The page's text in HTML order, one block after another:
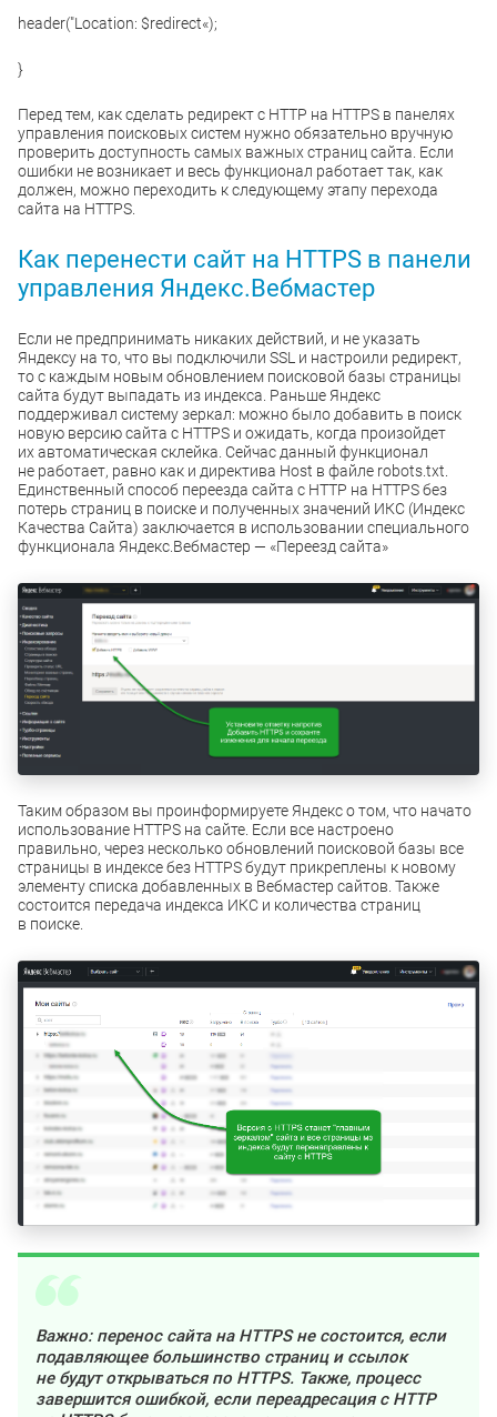
header("Location: $redirect«);
}
Перед тем, как сделать редирект с HTTP на HTTPS в панелях
управления поисковых систем нужно обязательно вручную
проверить доступность самых важных страниц сайта. Если
ошибки не возникает и весь функционал работает так, как
должен, можно переходить к следующему этапу перехода
сайта на HTTPS.
Как перенести сайт на HTTPS в панели
управления Яндекс.Вебмастер
Если не предпринимать никаких действий, и не указать
Яндексу на то, что вы подключили SSL и настроили редирект,
то с каждым новым обновлением поисковой базы страницы
сайта будут выпадать из индекса. Раньше Яндекс
поддерживал систему зеркал: можно было добавить в поиск
новую версию сайта с HTTPS и ожидать, когда произойдет
их автоматическая склейка. Сейчас данный функционал
не работает, равно как и директива Host в файле robots.txt.
Единственный способ переезда сайта с HTTP на HTTPS без
потерь страниц в поиске и полученных значений ИКС (Индекс
Качества Сайта) заключается в использовании специального
функционала Яндекс.Вебмастер — «Переезд сайта»
Таким образом вы проинформируете Яндекс о том, что начато
использование HTTPS на сайте. Если все настроено
правильно, через несколько обновлений поисковой базы все
страницы в индексе без HTTPS будут прикреплены к новому
элементу списка добавленных в Вебмастер сайтов. Также
состоится передача индекса ИКС и количества страниц
в поиске.
Важно: перенос сайта на HTTPS не состоится, если
подавляющее большинство страниц и ссылок
не будут открываться по HTTPS. Также, процесс
завершится ошибкой, если переадресация с HTTP